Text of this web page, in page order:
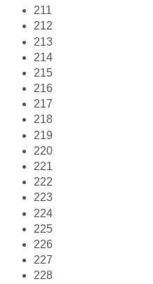
211
212
213
214
215
216
217
218
219
220
221
222
223
224
225
226
227
228